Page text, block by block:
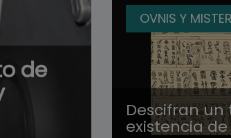
de
OVNIS Y
Descifran
existencia